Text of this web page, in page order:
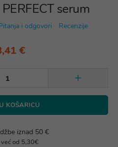
serum
i odgovori Recenzije
€
KOŠARICU
iznad 50 €
od 5,30€